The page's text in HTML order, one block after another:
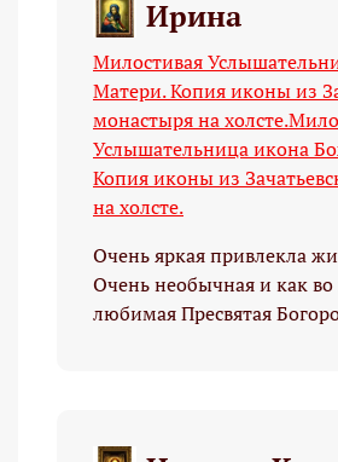
Ирина
Милостивая
Матери. Копия иконы из
монастыря на холсте.
Услышательница икона
Копия иконы из
на холсте.
Очень яркая привлекла
Очень необычная и как во
любимая Пресвятая